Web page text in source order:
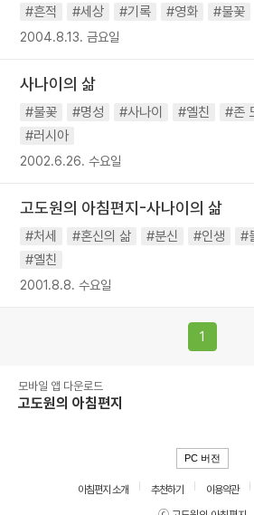
#흔적 #세상 #기록 #영화 #불꽃
2004.8.13. 금요일
사나이의 삶
#불꽃 #명성 #사나이 #옐친 #존
#러시아
2002.6.26. 수요일
고도원의 아침편지-사나이의 삶
#처세 #혼신의 삶 #분신 #인생 #
#옐친
2001.8.8. 수요일
1
모바일 앱 다운로드
고도원의 아침편지
PC 버전
아침편지 소개 추천하기 이용약관